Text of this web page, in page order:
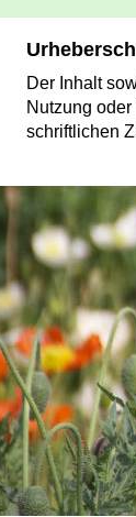
Der Inhalt
Nutzung
schriftlichen